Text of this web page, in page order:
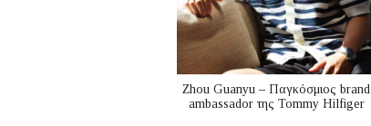
Zhou Guanyu – Παγκόσμιος brand
ambassador της Tommy Hilfiger